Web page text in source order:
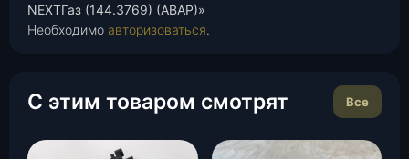
NEXTГаз (144.3769) (АВАР)»
Необходимо авторизоваться.
С этим товаром смотрят Все